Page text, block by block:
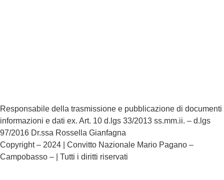
Responsabile della trasmissione e pubblicazione di documenti
informazioni e dati ex. Art. 10 d.lgs 33/2013 ss.mm.ii. – d.lgs
97/2016 Dr.ssa Rossella Gianfagna
Copyright – 2024 | Convitto Nazionale Mario Pagano –
Campobasso – | Tutti i diritti riservati